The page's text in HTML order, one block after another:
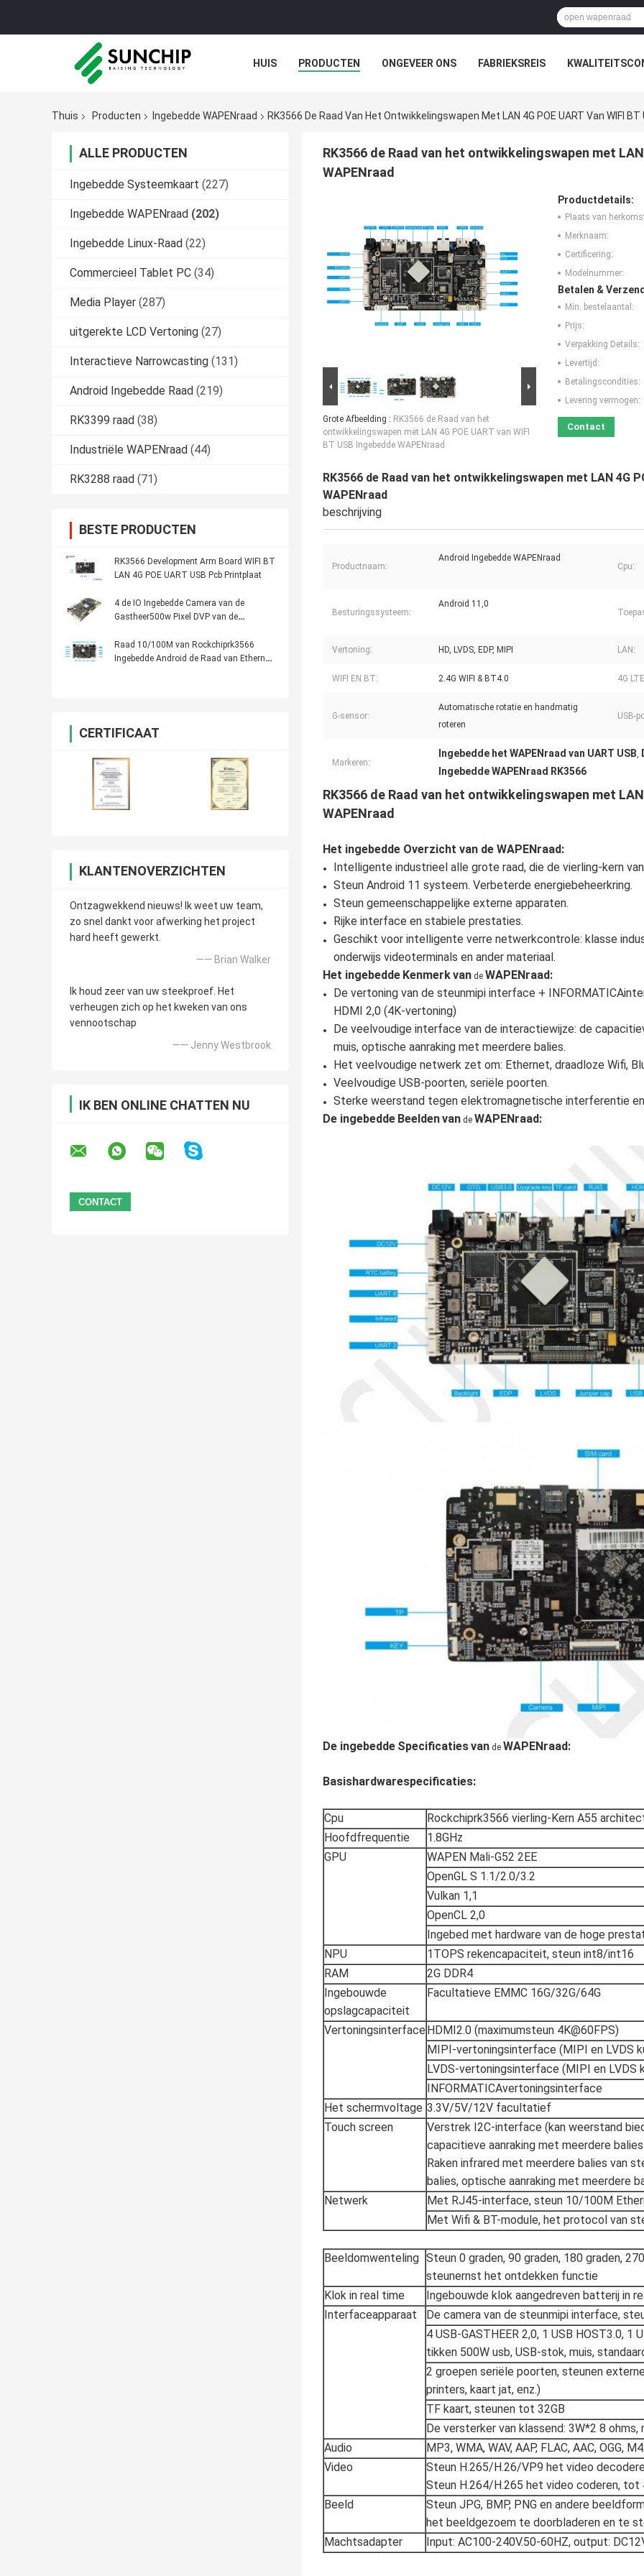
HUIS PRODUCTEN ONGEVEER ONS FABRIEKSREIS
Thuis
Producten Ingebedde WAPENraad RK3566 De Raad Van Het Ontwikkelingswapen Met LAN 4G POE UART Van WIFI
ALLE PRODUCTEN
Ingebedde Systeemkaart (227)
Ingebedde WAPENraad (202)
Ingebedde Linux-Raad (22)
Commercieel Tablet PC (34)
Media Player (287)
uitgerekte LCD Vertoning (27)
Interactieve Narrowcasting (131)
Android Ingebedde Raad (219)
RK3399 raad (38)
Industriële WAPENraad (44)
RK3288 raad (71)
BESTE PRODUCTEN
RK3566 Development Arm Board WIFI BT
LAN 4G POE UART USB Pcb Printplaat
4 de IO Ingebedde Camera van de
Gastheer500w Pixel DVP van de
USB
Raad 10/100M van Rockchiprk3566
Ingebedde Android de Raad van Ethernet
CERTIFICAAT
KLANTENOVERZICHTEN
Ontzagwekkend nieuws! Ik weet uw team,
zo snel dankt voor afwerking het project
hard heeft gewerkt.
—— Brian Walker
Ik houd zeer van uw steekproef. Het
verheugen zich op het kweken van ons
vennootschap
—— Jenny Westbrook
IK BEN ONLINE CHATTEN NU
RK3566 de Raad van het ontwikkelingswapen met LAN
WAPENraad
Grote Afbeelding : RK3566 de Raad van het
ontwikkelingswapen met LAN 4G POE UART van WIFI
BT USB Ingebedde WAPENraad
Productdetails:
Plaats van
Merknaam:
Certificering:
Modelnummer:
Betalen &
Min. bestelaantal:
Prijs:
Verpakking Details:
Levertijd:
Betalingscondities:
Levering vermogen:
Contact
RK3566 de Raad van het ontwikkelingswapen met LAN 4G
WAPENraad
beschrijving
Productnaam:
Android Ingebedde WAPENraad
Cpu:
Besturingssysteem:
Android 11,0
Vertoning: HD, LVDS, EDP, MIPI LAN:
WIFI EN BT: 2.4G WIFI & BT4.0 4G
G-sensor:
Automatische rotatie en handmatig
roteren
USB-
Markeren:
Ingebedde het WAPENraad van UART USB,
Ingebedde WAPENraad RK3566
RK3566 de Raad van het ontwikkelingswapen met LAN
WAPENraad
Het ingebedde Overzicht van de WAPENraad:
Intelligente industrieel alle grote raad, die de vierling-kern
Steun Android 11 systeem. Verbeterde energiebeheerkring.
Steun gemeenschappelijke externe apparaten.
Rijke interface en stabiele prestaties.
Geschikt voor intelligente verre netwerkcontrole: klasse
onderwijs videoterminals en ander materiaal.
Het ingebedde Kenmerkvan de WAPENraad:
De vertoning van de steunmipi interface +
HDMI 2,0 (4K-vertoning)
De veelvoudige interface van de interactiewijze: de
muis, optische aanraking met meerdere balies.
Het veelvoudige netwerk zet om: Ethernet, draadloze Wifi,
Veelvoudige USB-poorten, seriële poorten.
Sterke weerstand tegen elektromagnetische interferentie
De ingebedde Beeldenvan de WAPENraad:
De ingebedde Specificatiesvan de WAPENraad:
Basishardwarespecificaties:
Cpu
Rockchiprk3566 vierling-Kern A55
Hoofdfrequentie
1.8GHz
GPU
WAPEN Mali-G52 2EE
OpenGL S 1.1/2.0/3.2
Vulkan 1,1
OpenCL 2,0
Ingebed met hardware van de hoge
NPU
1TOPS rekencapaciteit, steun int8/int16
RAM
2G DDR4
Ingebouwde
opslagcapaciteit
Facultatieve EMMC 16G/32G/64G
Vertoningsinterface HDMI2.0 (maximumsteun 4K@60FPS)
MIPI-vertoningsinterface (MIPI en LVDS
LVDS-vertoningsinterface (MIPI en
INFORMATICAvertoningsinterface
Het schermvoltage 3.3V/5V/12V facultatief
Touch screen
Verstrek I2C-interface (kan weerstand
capacitieve aanraking met meerdere
Raken infrared met meerdere balies van
balies, optische aanraking met meerdere
Netwerk
Met RJ45-interface, steun 10/100M
Met Wifi & BT-module, het protocol van
Beeldomwenteling Steun 0 graden, 90 graden, 180 graden,
steunernst het ontdekken functie
Klok in real time
Ingebouwde klok aangedreven batterij in
Interfaceapparaat
De camera van de steunmipi interface,
4 USB-GASTHEER 2,0, 1 USB HOST3.0,
tikken 500W usb, USB-stok, muis,
2 groepen seriële poorten, steunen
printers, kaart jat, enz.)
TF kaart, steunen tot 32GB
De versterker van klassend: 3W*2 8
Audio
MP3, WMA, WAV, AAP, FLAC, AAC, OGG,
Video
Steun H.265/H.26/VP9 het video
Steun H.264/H.265 het video coderen, tot
Beeld
Steun JPG, BMP, PNG en andere
het beeldgezoem te doorbladeren en te
Machtsadapter
Input: AC100-240V.50-60HZ, output: